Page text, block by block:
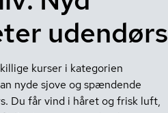
udendørs
kurser i kategorien
nyde sjove og spændende
Du får vind i håret og frisk luft,